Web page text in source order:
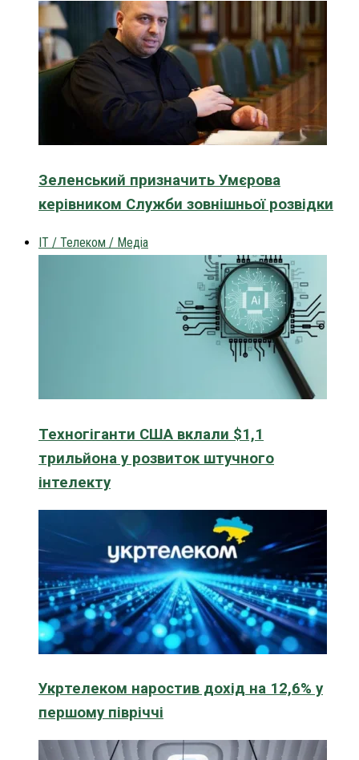
Зеленський призначить Умєрова
керівником Служби зовнішньої розвідки
IT / Телеком / Медіа
Техногіганти США вклали $1,1
трильйона у розвиток штучного
інтелекту
Укртелеком наростив дохід на 12,6% у
першому півріччі